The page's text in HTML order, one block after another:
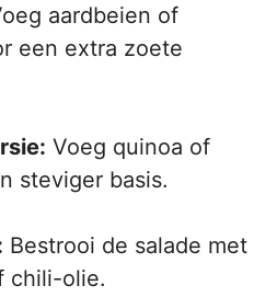
aardbeien of
een extra zoete
Voeg quinoa of
steviger basis.
Bestrooi de salade met
chili-olie.